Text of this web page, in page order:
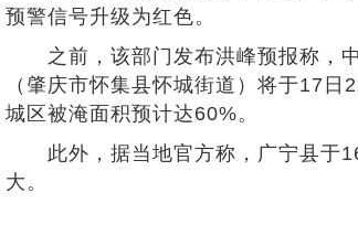
预警信号升级为红色。
之前，该部门发布洪峰预报称，中
（肇庆市怀集县怀城街道）将于17
城区被淹面积预计达60%。
此外，据当地官方称，广宁县于16
大。